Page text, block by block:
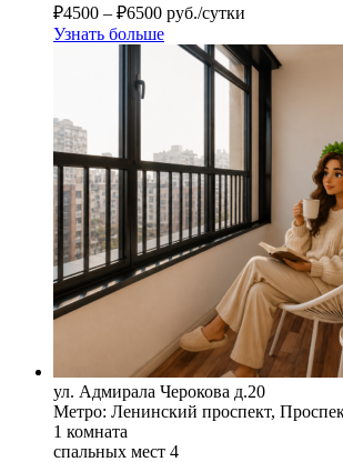
₽4500 – ₽6500 руб./сутки
Узнать больше
ул. Адмирала Черокова д.20
Метро: Ленинский проспект,
1 комната
спальных мест 4